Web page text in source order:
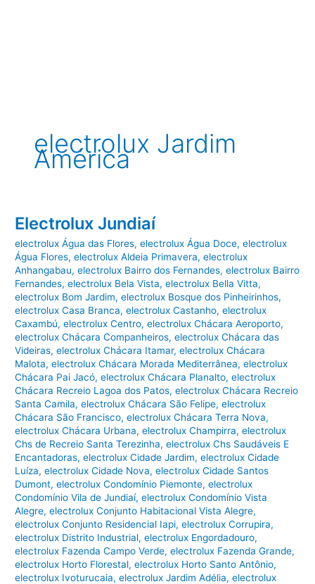
electrolux Jardim
América
Electrolux Jundiaí
electrolux Água das Flores,electrolux Água Doce,electrolux
Água Flores,electrolux Aldeia Primavera,electrolux
Anhangabau,electrolux Bairro dos Fernandes,electrolux Bairro
Fernandes,electrolux Bela Vista,electrolux Bella Vitta,
electrolux Bom Jardim,electrolux Bosque dos Pinheirinhos,
electrolux Casa Branca,electrolux Castanho,electrolux
Caxambú,electrolux Centro,electrolux Chácara Aeroporto,
electrolux Chácara Companheiros,electrolux Chácara das
Videiras,electrolux Chácara Itamar,electrolux Chácara
Malota,electrolux Chácara Morada Mediterrânea,electrolux
Chácara Pai Jacó,electrolux Chácara Planalto,electrolux
Chácara Recreio Lagoa dos Patos,electrolux Chácara Recreio
Santa Camila,electrolux Chácara São Felipe,electrolux
Chácara São Francisco,electrolux Chácara Terra Nova,
electrolux Chácara Urbana,electrolux Champirra,electrolux
Chs de Recreio Santa Terezinha,electrolux Chs Saudáveis E
Encantadoras,electrolux Cidade Jardim,electrolux Cidade
Luíza,electrolux Cidade Nova,electrolux Cidade Santos
Dumont,electrolux Condomínio Piemonte,electrolux
Condomínio Vila de Jundiaí,electrolux Condomínio Vista
Alegre,electrolux Conjunto Habitacional Vista Alegre,
electrolux Conjunto Residencial Iapi,electrolux Corrupira,
electrolux Distrito Industrial,electrolux Engordadouro,
electrolux Fazenda Campo Verde,electrolux Fazenda Grande,
electrolux Horto Florestal,electrolux Horto Santo Antônio,
electrolux Ivoturucaia,electrolux Jardim Adélia,electrolux